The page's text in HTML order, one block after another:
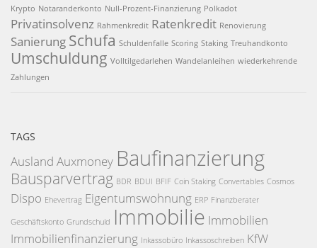
Krypto Notaranderkonto Null-Prozent-Finanzierung Polkadot
Privatinsolvenz Rahmenkredit Ratenkredit Renovierung
Sanierung Schufa Schuldenfalle Scoring Staking Treuhandkonto
Umschuldung Volltilgedarlehen Wandelanleihen wiederkehrende
Zahlungen
TAGS
Ausland Auxmoney Baufinanzierung
Bausparvertrag BDR BDUI BFIF Coin Staking Convertables Cosmos
Dispo Ehevertrag Eigentumswohnung ERP Finanzberater
Geschäftskonto Grundschuld Immobilie Immobilien
Immobilienfinanzierung Inkassobüro Inkassoschreiben KfW